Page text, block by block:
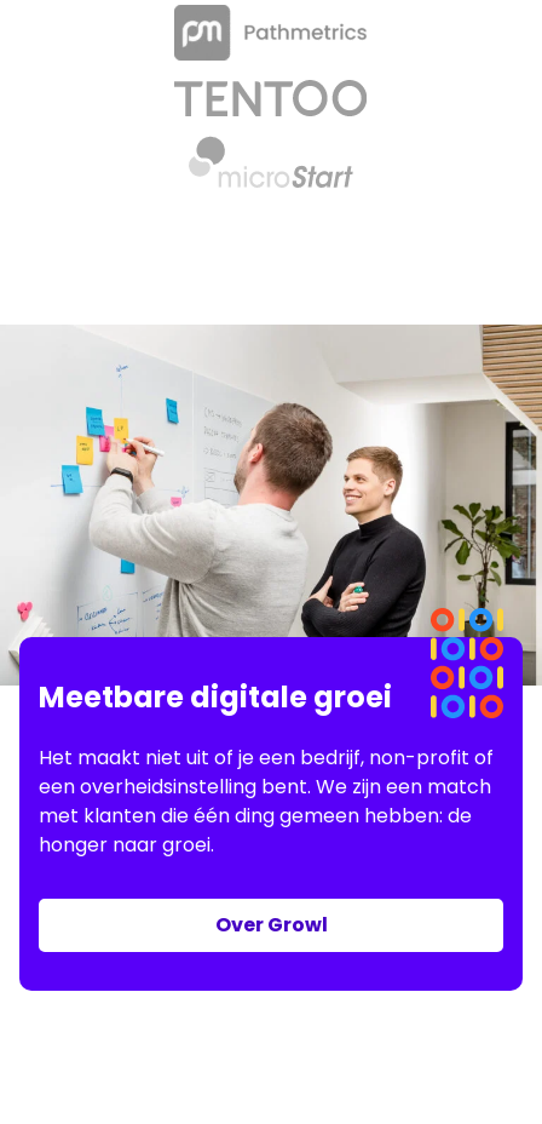
Meetbare digitale groei
Het maakt niet uit of je een bedrijf, non-profit of
een overheidsinstelling bent. We zijn een match
met klanten die één ding gemeen hebben: de
honger naar groei.
Over Growl